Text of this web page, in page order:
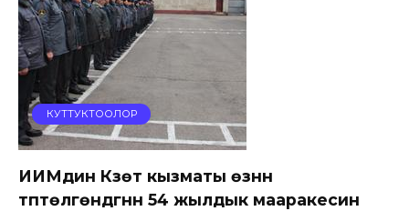
КУТТУКТООЛОР
ИИМдин Күзөт кызматы өзүнүн
түптөлгөндүгүнүн 54 жылдык мааракесин